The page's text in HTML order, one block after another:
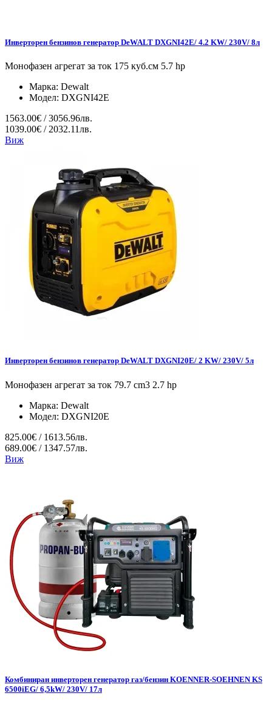
Инверторен бензинов генератор DeWALT DXGNI42E/ 4.2 KW/ 230V/ 8л
Монофазен агрегат за ток 175 куб.см 5.7 hp
Марка: Dewalt
Модел: DXGNI42E
1563.00€ / 3056.96лв.
1039.00€ / 2032.11лв.
Виж
Инверторен бензинов генератор DeWALT DXGNI20E/ 2 KW/ 230V/ 5л
Монофазен агрегат за ток 79.7 cm3 2.7 hp
Марка: Dewalt
Модел: DXGNI20E
825.00€ / 1613.56лв.
689.00€ / 1347.57лв.
Виж
Комбиниран инверторен генератор газ/бензин KOENNER-SOEHNEN KS
6500iEG/ 6,5kW/ 230V/ 17л